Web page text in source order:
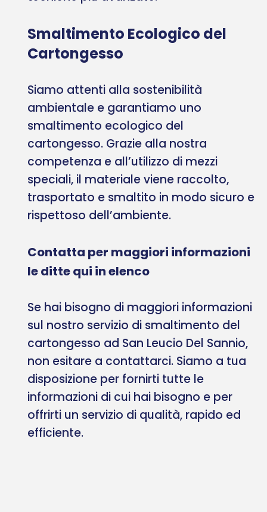
Smaltimento Ecologico del
Cartongesso
Siamo attenti alla sostenibilità
ambientale e garantiamo uno
smaltimento ecologico del
cartongesso. Grazie alla nostra
competenza e all’utilizzo di mezzi
speciali, il materiale viene raccolto,
trasportato e smaltito in modo sicuro e
rispettoso dell’ambiente.
Contatta per maggiori informazioni
le ditte qui in elenco
Se hai bisogno di maggiori informazioni
sul nostro servizio di smaltimento del
cartongesso ad San Leucio Del Sannio,
non esitare a contattarci. Siamo a tua
disposizione per fornirti tutte le
informazioni di cui hai bisogno e per
offrirti un servizio di qualità, rapido ed
efficiente.